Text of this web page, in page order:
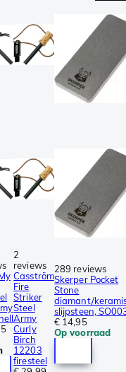
2
reviews
Casström
Fire
Striker
Steel
Army
Curly
Birch
12203
firesteel
289 reviews
Skerper Pocket
Stone
diamant/
slijpsteen,
€ 14,95
Op voorraad